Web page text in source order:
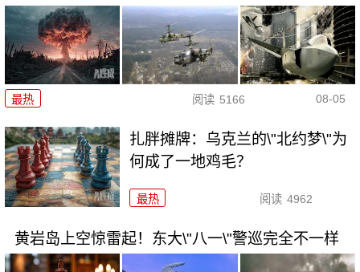
最热 阅读 5166 08-05
扎胖摊牌：乌克兰的\"北约梦\"为
何成了一地鸡毛？
最热 阅读 4962
黄岩岛上空惊雷起！东大\"八一\"警巡完全不一样